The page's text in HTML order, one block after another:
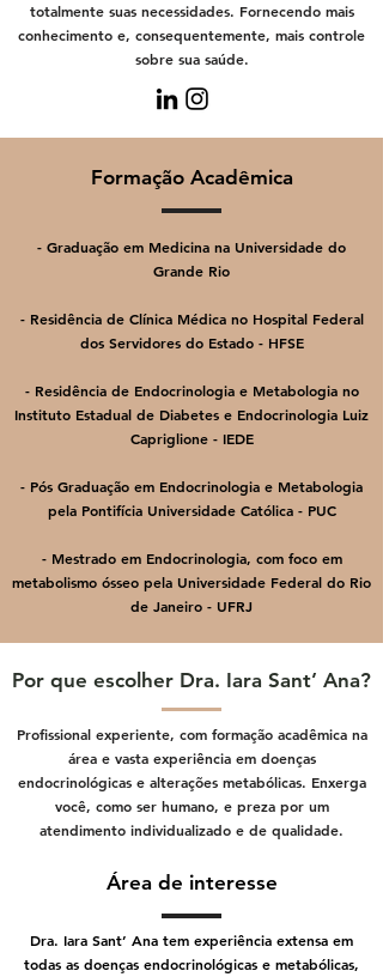
totalmente suas necessidades. Fornecendo mais
conhecimento e, consequentemente, mais controle
sobre sua saúde.
Formação Acadêmica
- Graduação em Medicina na Universidade do
Grande Rio
- Residência de Clínica Médica no Hospital Federal
dos Servidores do Estado - HFSE
- Residência de Endocrinologia e Metabologia no
Instituto Estadual de Diabetes e Endocrinologia Luiz
Capriglione - IEDE
- Pós Graduação em Endocrinologia e Metabologia
pela Pontifícia Universidade Católica - PUC
- Mestrado em Endocrinologia, com foco em
metabolismo ósseo pela Universidade Federal do Rio
de Janeiro - UFRJ
Por que escolher Dra. Iara Sant’ Ana?
Profissional experiente, com formação acadêmica na
área e vasta experiência em doenças
endocrinológicas e alterações metabólicas. Enxerga
você, como ser humano, e preza por um
atendimento individualizado e de qualidade.
Área de interesse
Dra. Iara Sant’ Ana tem experiência extensa em
todas as doenças endocrinológicas e metabólicas,